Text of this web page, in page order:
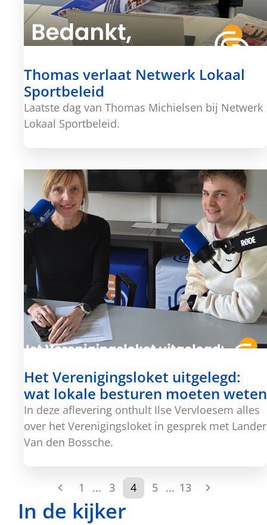
Thomas verlaat Netwerk Lokaal
Sportbeleid
Laatste dag van Thomas Michielsen bij Netwerk
Lokaal Sportbeleid.
Het Verenigingsloket uitgelegd:
wat lokale besturen moeten weten
In deze aflevering onthult Ilse Vervloesem alles
over het Verenigingsloket in gesprek met Lander
Van den Bossche.
1 ... 3 4 5 ... 13
In de kijker